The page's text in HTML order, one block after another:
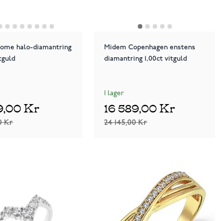
halo-diamantring
Kr
Kr
Midem Copenhagen enstens
diamantring 1,00ct vitguld
I lager
24 145,00 Kr
16 589,00 Kr